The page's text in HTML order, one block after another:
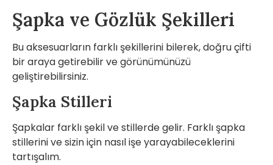
Şapka ve Gözlük Şekilleri
Bu aksesuarların farklı şekillerini bilerek, doğru çifti
bir araya getirebilir ve görünümünüzü
geliştirebilirsiniz.
Şapka Stilleri
Şapkalar farklı şekil ve stillerde gelir. Farklı şapka
stillerini ve sizin için nasıl işe yarayabileceklerini
tartışalım.